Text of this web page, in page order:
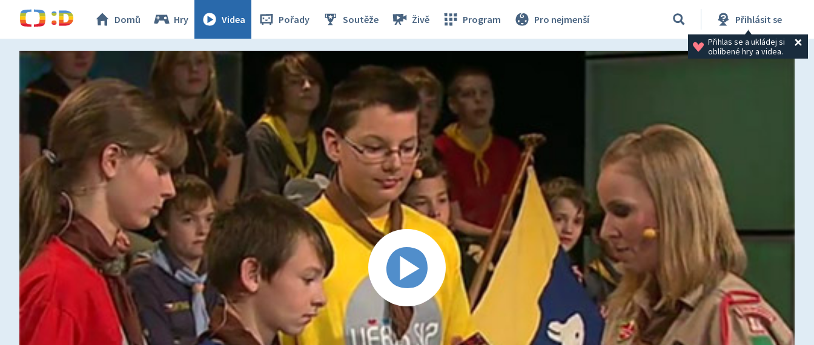
Domů Hry Videa Pořady Soutěže Živě Program Pro nejmenší Přihlásit se
Přihlas se a ukládej si
oblíbené hry a videa.